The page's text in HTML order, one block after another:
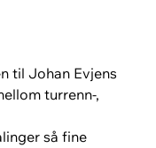
til Johan Evjens
turrenn-,
så fine